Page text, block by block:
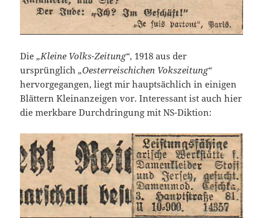
Die„Kleine Volks-Zeitung“, 1918 aus der
ursprünglich„Oesterreischichen Vokszeitung“
hervorgegangen, liegt mir hauptsächlich in einigen
Blättern Kleinanzeigen vor. Interessant ist auch hier
die merkbare Durchdringung mit NS-Diktion: